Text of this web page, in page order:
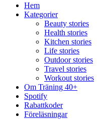
Hem
Kategorier
Beauty stories
Health stories
Kitchen stories
Life stories
Outdoor stories
Travel stories
Workout stories
Om Träning 40+
Spotify
Rabattkoder
Föreläsningar